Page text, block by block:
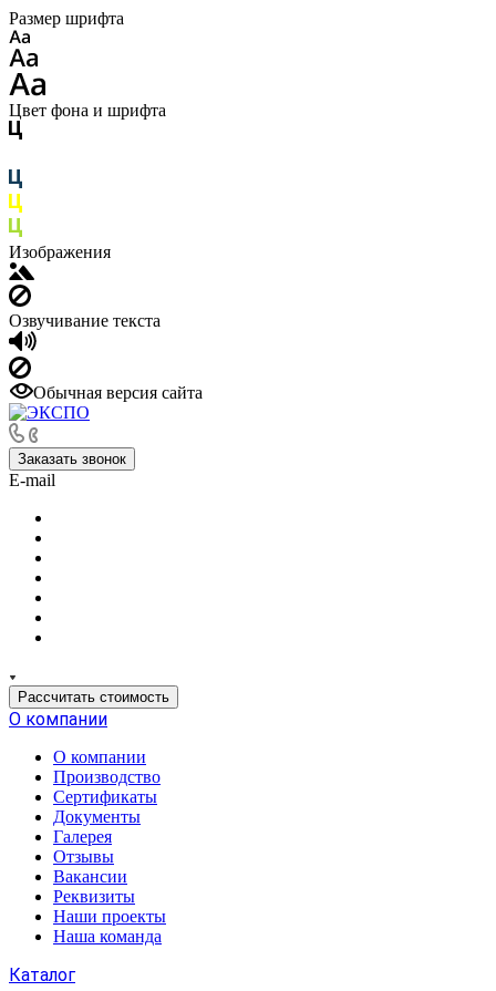
Размер шрифта
Цвет фона и шрифта
Изображения
Озвучивание текста
Обычная версия сайта
Заказать звонок
E-mail
Рассчитать стоимость
О компании
О компании
Производство
Сертификаты
Документы
Галерея
Отзывы
Вакансии
Реквизиты
Наши проекты
Наша команда
Каталог